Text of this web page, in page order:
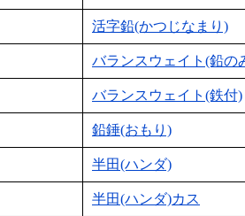
活字鉛(かつじなまり)
バランスウェイト(鉛の
バランスウェイト(鉄付)
鉛錘(おもり)
半田(ハンダ)
半田(ハンダ)カス